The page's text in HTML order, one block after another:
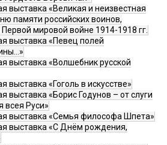
выставка «Великая и неизвестная
памяти российских воинов,
мировой войне 1914-1918 гг.
выставка «Певец полей
выставка «Волшебник русской
выставка «Гоголь в искусстве»
выставка «Борис Годунов – от слуги
всея Руси»
выставка «Семья философа Шпета»
выставка «С Днём рождения,